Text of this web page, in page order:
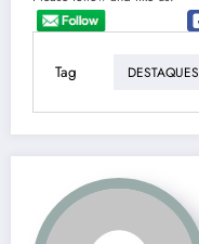
Tag DESTAQUES